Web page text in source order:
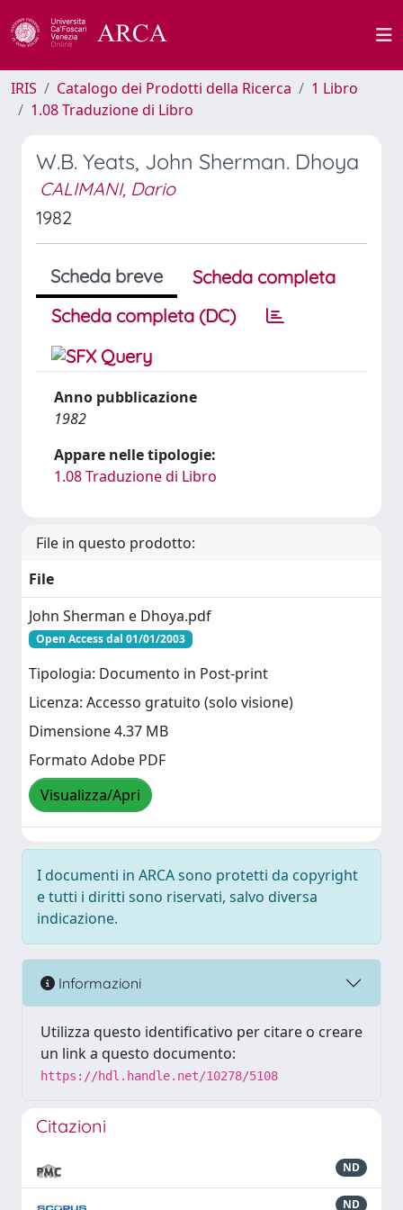
IRIS Catalogo dei Prodotti della Ricerca
1 Libro
1.08 Traduzione di Libro
W.B. Yeats, John Sherman. Dhoya
CALIMANI, Dario
1982
Scheda breve
Scheda completa
Scheda completa (DC)
Anno pubblicazione
1982
Appare nelle tipologie:
1.08 Traduzione di Libro
File in questo prodotto:
File
John Sherman e Dhoya.pdf
Open Access dal 01/01/2003
Tipologia: Documento in Post-print
Licenza: Accesso gratuito (solo visione)
Dimensione 4.37 MB
Formato Adobe PDF
Visualizza/Apri
I documenti in ARCA sono protetti da copyright
e tutti i diritti sono riservati, salvo diversa
indicazione.
Informazioni
Utilizza questo identificativo per citare o creare
un link a questo documento:
https://hdl.handle.net/10278/5108
Citazioni
ND
ND